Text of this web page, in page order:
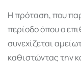
Η πρόταση, που
περίοδο όπου ο
συνεχίζεται
καθιστώντας την